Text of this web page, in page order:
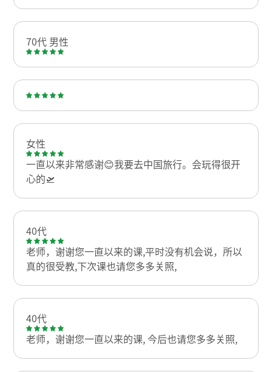
70代 男性
女性
一直以来非常感谢😊我要去中国旅行。会玩得很开
心的🛫
40代
老师，谢谢您一直以来的课,平时没有机会说，所以
真的很受教,下次课也请您多多关照,
40代
老师，谢谢您一直以来的课, 今后也请您多多关照,